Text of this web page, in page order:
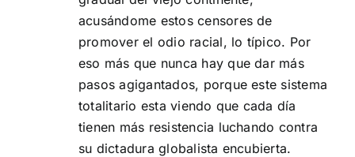
acusándome estos censores de
promover el odio racial, lo típico. Por
eso más que nunca hay que dar más
pasos agigantados, porque este sistema
totalitario esta viendo que cada día
tienen más resistencia luchando contra
su dictadura globalista encubierta.